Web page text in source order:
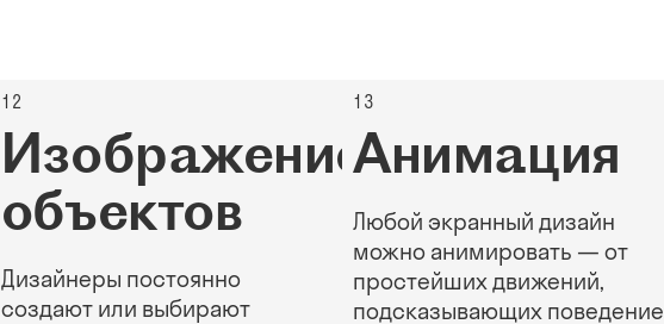
12
Изображение
объектов
Дизайнеры постоянно
создают или выбирают
13
Анимация
Любой экранный дизайн
можно анимировать — от
простейших движений,
подсказывающих поведение